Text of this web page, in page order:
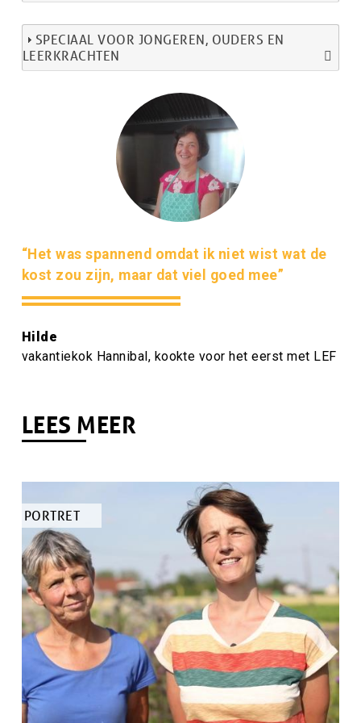
SPECIAAL VOOR JONGEREN, OUDERS EN
LEERKRACHTEN
Citaat
tekst
“Het was spannend omdat ik niet wist wat de
kost zou zijn, maar dat viel goed mee”
Citaat
auteur
Hilde
Citaat
vakantiekok Hannibal, kookte voor het eerst met LEF
LEES MEER
TYPE
ARTIKEL
PORTRET